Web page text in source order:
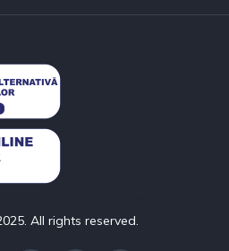
All rights reserved.